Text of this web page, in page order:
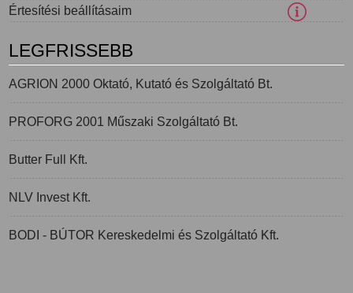
Értesítési beállításaim
LEGFRISSEBB
AGRION 2000 Oktató, Kutató és Szolgáltató Bt.
PROFORG 2001 Műszaki Szolgáltató Bt.
Butter Full Kft.
NLV Invest Kft.
BODI - BÚTOR Kereskedelmi és Szolgáltató Kft.